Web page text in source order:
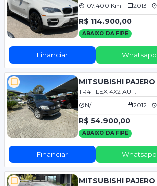
107.400 Km
2013
R$ 114.900,00
ABAIXO DA FIPE
Financiar Whatsapp
MITSUBISHI PAJERO
TR4 FLEX 4X2 AUT.
N/I
2012
R$ 54.900,00
ABAIXO DA FIPE
Financiar Whatsapp
MITSUBISHI PAJERO